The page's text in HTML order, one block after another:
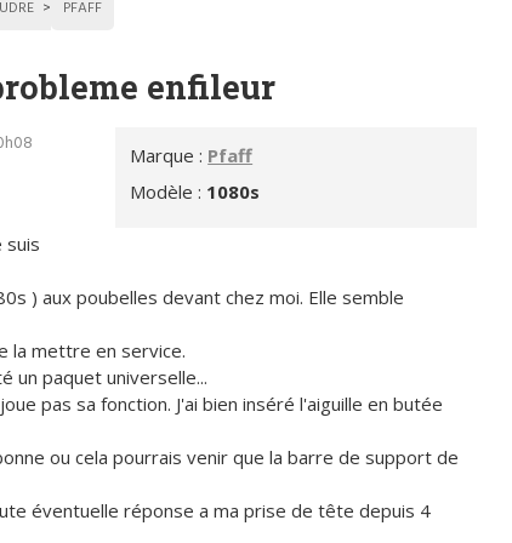
PFAFF
enfileur
Marque : Pfaff
Modèle : 1080s
suis
) aux poubelles devant chez moi. Elle semble
la mettre en service.
un paquet universelle...
pas sa fonction. J'ai bien inséré l'aiguille en butée
ou cela pourrais venir que la barre de support de
éventuelle réponse a ma prise de tête depuis 4